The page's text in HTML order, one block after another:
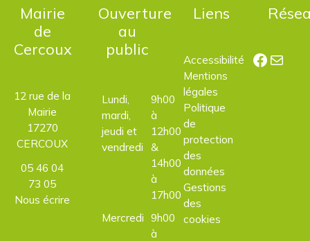
Mairie
de
Cercoux
12 rue de la
Mairie
17270
CERCOUX
05 46 04
73 05
Nous écrire
Ouverture
au
public
Lundi,
mardi,
jeudi et
vendredi
9h00
à
12h00
&
14h00
à
17h00
Mercredi 9h00
à
Liens
Accessibilité
Mentions
légales
Politique
de
protection
des
données
Gestions
des
cookies
E-mail